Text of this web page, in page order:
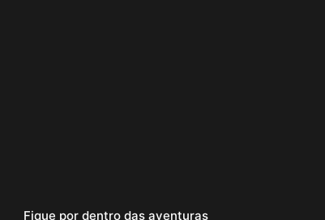
Fique por dentro das aventuras